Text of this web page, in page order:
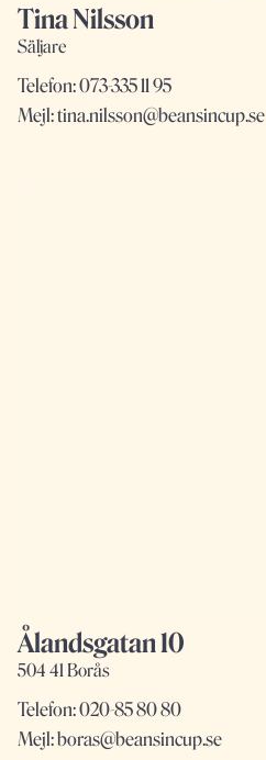
Tina Nilsson
Säljare
Telefon:073-335 11 95
Mejl:tina.nilsson@beansincup.se
Ålandsgatan 10
504 41 Borås
Telefon:020-85 80 80
Mejl:boras@beansincup.se